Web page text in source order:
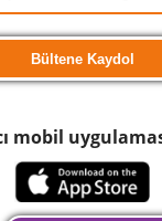
mobil